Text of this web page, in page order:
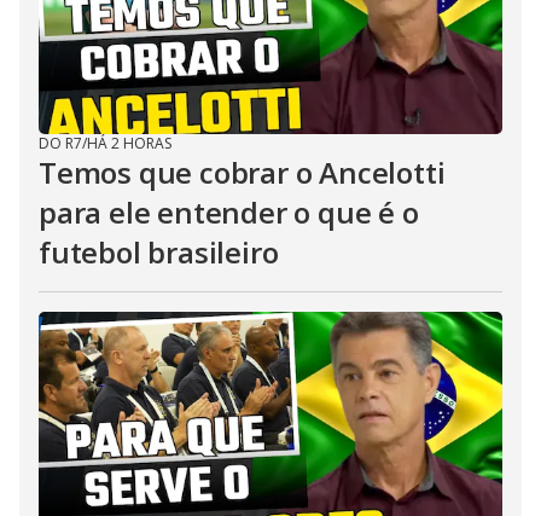
DO R7/HÁ 2 HORAS
Temos que cobrar o Ancelotti
para ele entender o que é o
futebol brasileiro